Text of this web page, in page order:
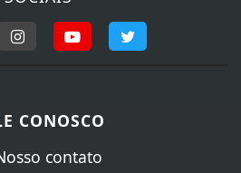
CONOSCO
contato